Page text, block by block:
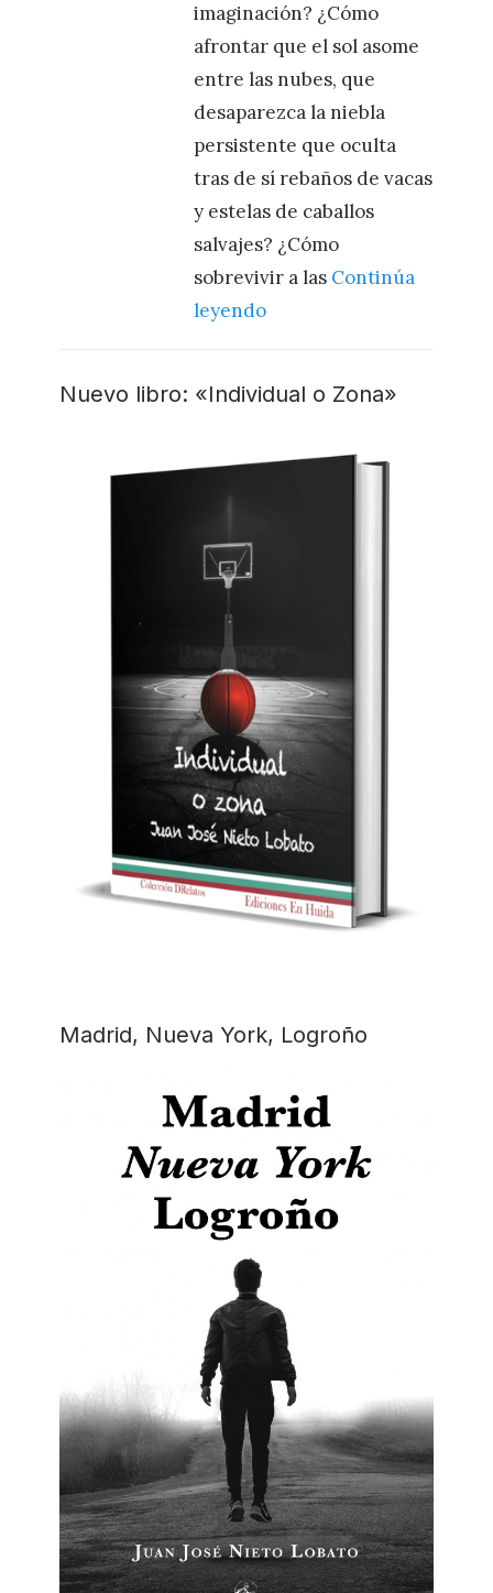
imaginación? ¿Cómo
afrontar que el sol asome
entre las nubes, que
desaparezca la niebla
persistente que oculta
tras de sí rebaños de vacas
y estelas de caballos
salvajes? ¿Cómo
sobrevivir a las Continúa
leyendo
Nuevo libro: «Individual o Zona»
Madrid, Nueva York, Logroño